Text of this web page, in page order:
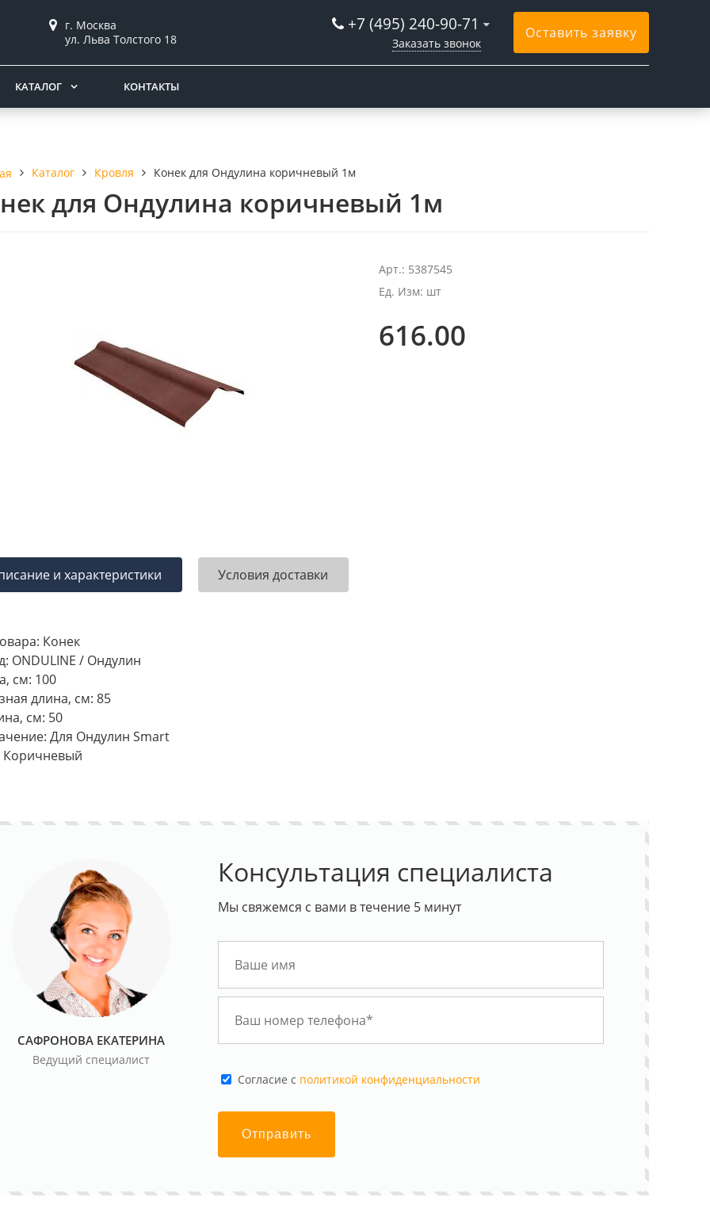
г. Москва
ул. Льва Толстого 18
+7 (495) 240-90-71
Заказать звонок
Оставить заявку
КАТАЛОГ КОНТАКТЫ
Каталог Кровля Конек для Ондулина коричневый 1м
для Ондулина коричневый 1м
Арт.: 5387545
Ед. Изм: шт
616.00
и характеристики Условия доставки
Конек
ONDULINE / Ондулин
см: 100
длина, см: 85
см: 50
Для Ондулин Smart
Коричневый
САФРОНОВА ЕКАТЕРИНА
Ведущий специалист
Консультация специалиста
Мы свяжемся с вами в течение 5 минут
Cогласие с политикой конфиденциальности
Отправить